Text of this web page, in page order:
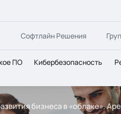
Софтлайн Решения
ПО Кибербезопасность
бизнеса в «облаке».